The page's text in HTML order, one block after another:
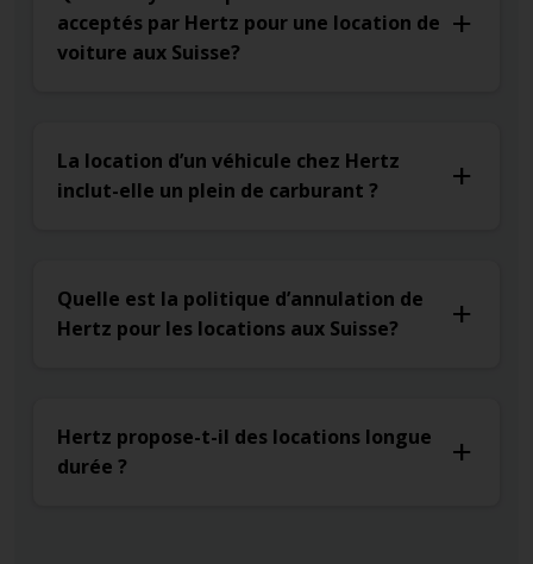
acceptés par Hertz pour une location de
voiture aux Suisse?
La location d’un véhicule chez Hertz
inclut-elle un plein de carburant ?
Quelle est la politique d’annulation de
Hertz pour les locations aux Suisse?
Hertz propose-t-il des locations longue
durée ?